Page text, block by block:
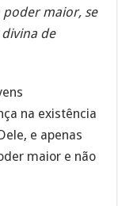
maior, se
de
na existência
e apenas
maior e não